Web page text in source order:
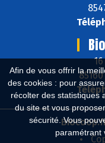
Afin de vous offrir la
des cookies : pour
récolter des statistiques
du site et vous
sécurité. Vous
paramétrant